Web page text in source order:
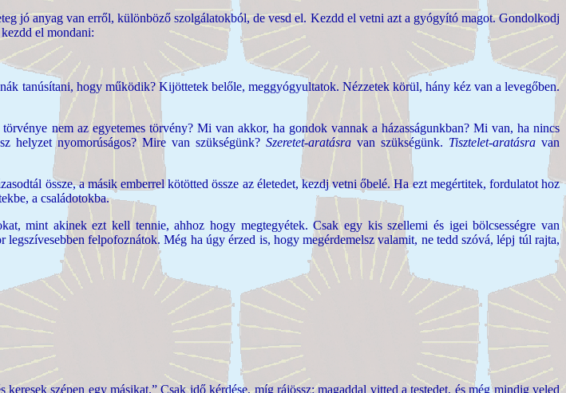
jó anyag van erről, különböző szolgálatokból, de vesd el. Kezdd el vetni azt a gyógyító magot. Gondolkodj
el mondani:
tanúsítani, hogy működik? Kijöttetek belőle, meggyógyultatok. Nézzetek körül, hány kéz van a levegőben.
törvénye nem az egyetemes törvény? Mi van akkor, ha gondok vannak a házasságunkban? Mi van, ha nincs
helyzet nyomorúságos? Mire van szükségünk? Szeretet-aratásra van szükségünk. Tisztelet-aratásra van
össze, a másik emberrel kötötted össze az életedet, kezdj vetni őbelé. Ha ezt megértitek, fordulatot hoz
a családotokba.
mint akinek ezt kell tennie, ahhoz hogy megtegyétek. Csak egy kis szellemi és igei bölcsességre van
legszívesebben felpofoznátok. Még ha úgy érzed is, hogy megérdemelsz valamit, ne tedd szóvá, lépj túl rajta,
szépen egy másikat.” Csak idő kérdése, míg rájössz: magaddal vitted a testedet, és még mindig veled